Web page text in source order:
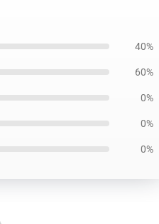
40%
60%
0%
0%
0%